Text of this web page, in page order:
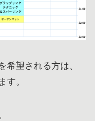
希望される方は、
す。